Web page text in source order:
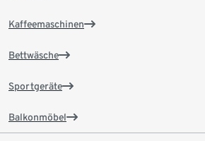
Kaffeemaschinen
Bettwäsche
Sportgeräte
Balkonmöbel